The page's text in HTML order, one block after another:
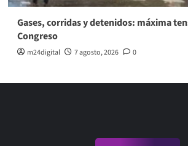
Gases, corridas y detenidos: máxima
Congreso
m24digital 7 agosto, 2026 0